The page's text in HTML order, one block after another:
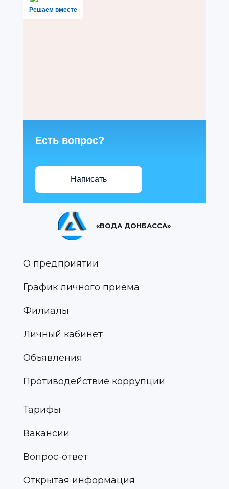
Решаем вместе
Есть вопрос?
Написать
«ВОДА ДОНБАССА»
О предприятии
График личного приёма
Филиалы
Личный кабинет
Объявления
Противодействие коррупции
Тарифы
Вакансии
Вопрос-ответ
Открытая информация